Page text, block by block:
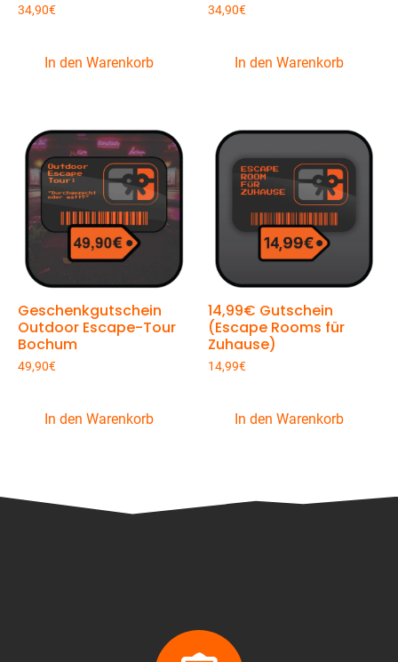
34,90€
In den Warenkorb
34,90€
In den Warenkorb
Geschenkgutschein
Outdoor Escape-Tour
Bochum
49,90€
In den Warenkorb
14,99€ Gutschein
(Escape Rooms für
Zuhause)
14,99€
In den Warenkorb